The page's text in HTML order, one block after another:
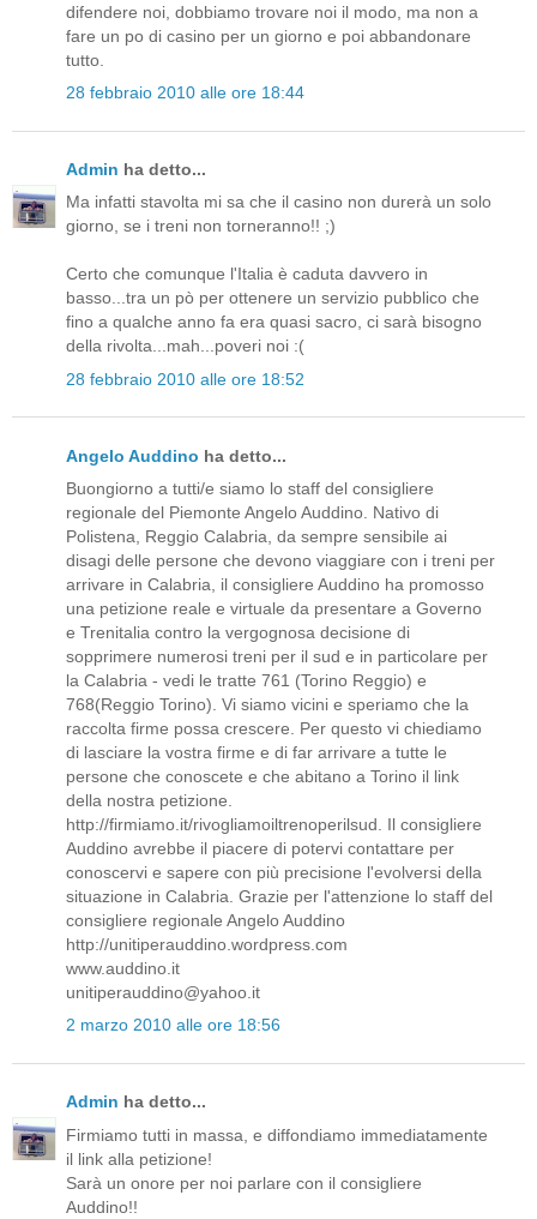
difendere noi, dobbiamo trovare noi il modo, ma non a
fare un po di casino per un giorno e poi abbandonare
tutto.
28 febbraio 2010 alle ore 18:44
Admin ha detto...
Ma infatti stavolta mi sa che il casino non durerà un solo
giorno, se i treni non torneranno!! ;)
Certo che comunque l'Italia è caduta davvero in
basso...tra un pò per ottenere un servizio pubblico che
fino a qualche anno fa era quasi sacro, ci sarà bisogno
della rivolta...mah...poveri noi :(
28 febbraio 2010 alle ore 18:52
Angelo Auddino ha detto...
Buongiorno a tutti/e siamo lo staff del consigliere
regionale del Piemonte Angelo Auddino. Nativo di
Polistena, Reggio Calabria, da sempre sensibile ai
disagi delle persone che devono viaggiare con i treni per
arrivare in Calabria, il consigliere Auddino ha promosso
una petizione reale e virtuale da presentare a Governo
e Trenitalia contro la vergognosa decisione di
sopprimere numerosi treni per il sud e in particolare per
la Calabria - vedi le tratte 761 (Torino Reggio) e
768(Reggio Torino). Vi siamo vicini e speriamo che la
raccolta firme possa crescere. Per questo vi chiediamo
di lasciare la vostra firme e di far arrivare a tutte le
persone che conoscete e che abitano a Torino il link
della nostra petizione.
http://firmiamo.it/rivogliamoiltrenoperilsud. Il consigliere
Auddino avrebbe il piacere di potervi contattare per
conoscervi e sapere con più precisione l'evolversi della
situazione in Calabria. Grazie per l'attenzione lo staff del
consigliere regionale Angelo Auddino
http://unitiperauddino.wordpress.com
www.auddino.it
unitiperauddino@yahoo.it
2 marzo 2010 alle ore 18:56
Admin ha detto...
Firmiamo tutti in massa, e diffondiamo immediatamente
il link alla petizione!
Sarà un onore per noi parlare con il consigliere
Auddino!!